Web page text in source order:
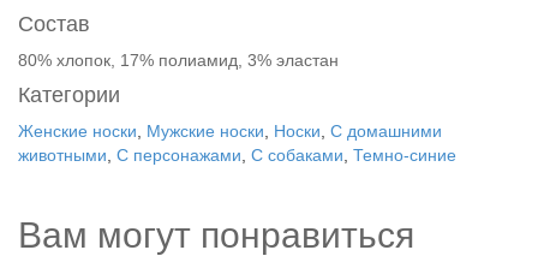
Состав
80% хлопок, 17% полиамид, 3% эластан
Категории
Женские носки Мужские носки Носки С домашними
животными С персонажами С собаками Темно-синие
Вам могут понравиться